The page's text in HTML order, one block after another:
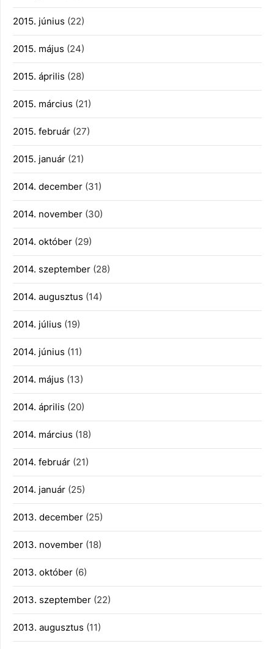
2015. június (22)
2015. május (24)
2015. április (28)
2015. március (21)
2015. február (27)
2015. január (21)
2014. december (31)
2014. november (30)
2014. október (29)
2014. szeptember (28)
2014. augusztus (14)
2014. július (19)
2014. június (11)
2014. május (13)
2014. április (20)
2014. március (18)
2014. február (21)
2014. január (25)
2013. december (25)
2013. november (18)
2013. október (6)
2013. szeptember (22)
2013. augusztus (11)